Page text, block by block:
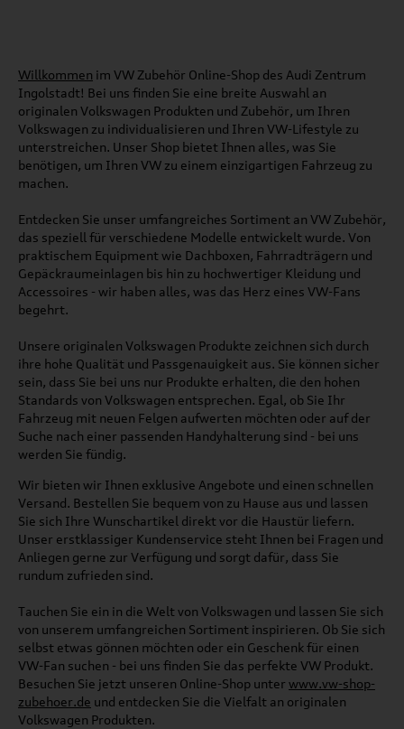
Willkommen im VW Zubehör Online-Shop des Audi Zentrum
Ingolstadt! Bei uns finden Sie eine breite Auswahl an
originalen Volkswagen Produkten und Zubehör, um Ihren
Volkswagen zu individualisieren und Ihren VW-Lifestyle zu
unterstreichen. Unser Shop bietet Ihnen alles, was Sie
benötigen, um Ihren VW zu einem einzigartigen Fahrzeug zu
machen.
Entdecken Sie unser umfangreiches Sortiment an VW Zubehör,
das speziell für verschiedene Modelle entwickelt wurde. Von
praktischem Equipment wie Dachboxen, Fahrradträgern und
Gepäckraumeinlagen bis hin zu hochwertiger Kleidung und
Accessoires - wir haben alles, was das Herz eines VW-Fans
begehrt.
Unsere originalen Volkswagen Produkte zeichnen sich durch
ihre hohe Qualität und Passgenauigkeit aus. Sie können sicher
sein, dass Sie bei uns nur Produkte erhalten, die den hohen
Standards von Volkswagen entsprechen. Egal, ob Sie Ihr
Fahrzeug mit neuen Felgen aufwerten möchten oder auf der
Suche nach einer passenden Handyhalterung sind - bei uns
werden Sie fündig.
Wir bieten wir Ihnen exklusive Angebote und einen schnellen
Versand. Bestellen Sie bequem von zu Hause aus und lassen
Sie sich Ihre Wunschartikel direkt vor die Haustür liefern.
Unser erstklassiger Kundenservice steht Ihnen bei Fragen und
Anliegen gerne zur Verfügung und sorgt dafür, dass Sie
rundum zufrieden sind.
Tauchen Sie ein in die Welt von Volkswagen und lassen Sie sich
von unserem umfangreichen Sortiment inspirieren. Ob Sie sich
selbst etwas gönnen möchten oder ein Geschenk für einen
VW-Fan suchen - bei uns finden Sie das perfekte VW Produkt.
Besuchen Sie jetzt unseren Online-Shop unter www.vw-shop-
zubehoer.de und entdecken Sie die Vielfalt an originalen
Volkswagen Produkten.